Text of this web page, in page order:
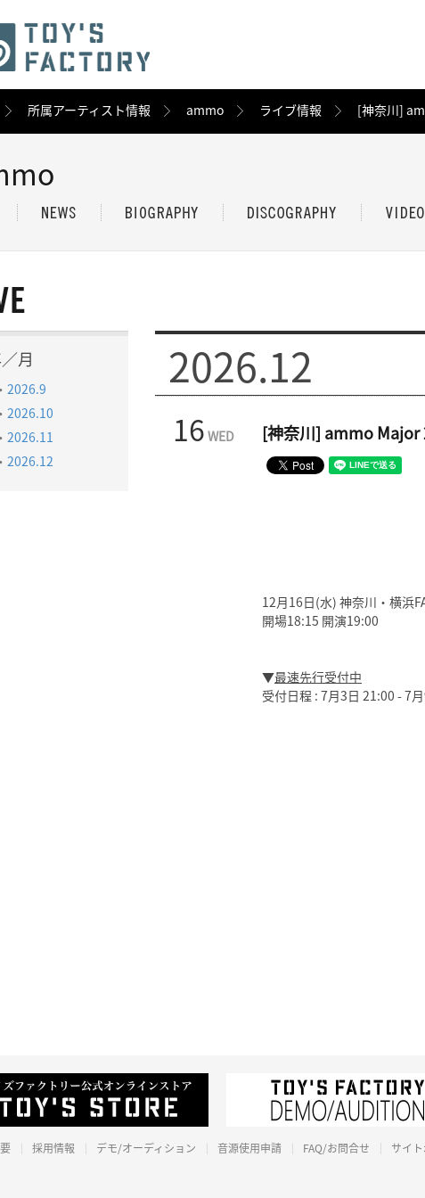
所属アーティスト情報 ammo ライブ情報 [神奈川]
月
2026.9
2026.10
2026.11
2026.12
2026.12
16 WED [神奈川] ammo Major
12月16日(水) 神奈川・横浜
開場18:15 開演19:00
▼最速先行受付中
受付日程 : 7月3日 21:00 - 7
採用情報 デモ/オーディション 音源使用申請 FAQ/お問合せ サイ